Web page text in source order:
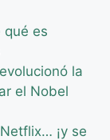
qué es
la
el Nobel
¡y se